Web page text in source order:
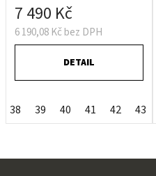
6 190,08 Kč bez DPH
7 490 Kč
DETAIL
38 39 40 41 42 43